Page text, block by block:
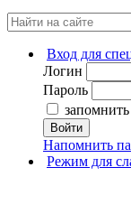
Вход для
Логин
Пароль
Войти
Напомнить
Режим для